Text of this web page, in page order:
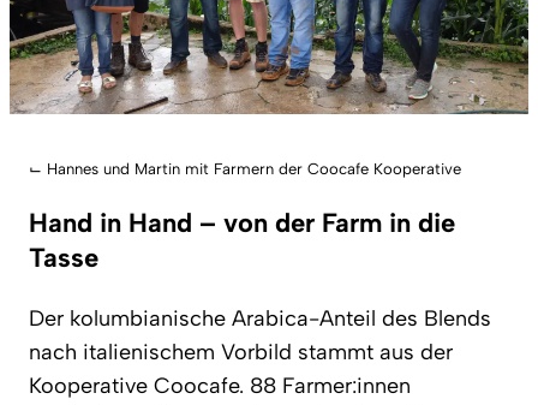
⌙ Hannes und Martin mit Farmern der Coocafe Kooperative
Hand in Hand – von der Farm in die
Tasse
Der kolumbianische Arabica-Anteil des Blends
nach italienischem Vorbild stammt aus der
Kooperative Coocafe. 88 Farmer:innen